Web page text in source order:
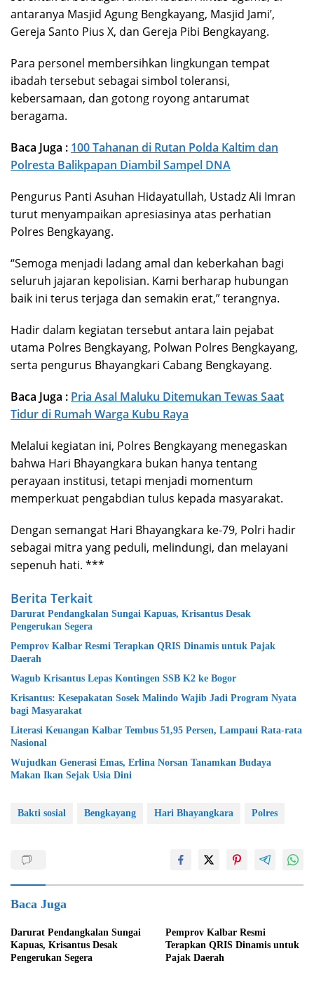
antaranya Masjid Agung Bengkayang, Masjid Jami’,
Gereja Santo Pius X, dan Gereja Pibi Bengkayang.
Para personel membersihkan lingkungan tempat
ibadah tersebut sebagai simbol toleransi,
kebersamaan, dan gotong royong antarumat
beragama.
Baca Juga : 100 Tahanan di Rutan Polda Kaltim dan
Polresta Balikpapan Diambil Sampel DNA
Pengurus Panti Asuhan Hidayatullah, Ustadz Ali Imran
turut menyampaikan apresiasinya atas perhatian
Polres Bengkayang.
“Semoga menjadi ladang amal dan keberkahan bagi
seluruh jajaran kepolisian. Kami berharap hubungan
baik ini terus terjaga dan semakin erat,” terangnya.
Hadir dalam kegiatan tersebut antara lain pejabat
utama Polres Bengkayang, Polwan Polres Bengkayang,
serta pengurus Bhayangkari Cabang Bengkayang.
Baca Juga : Pria Asal Maluku Ditemukan Tewas Saat
Tidur di Rumah Warga Kubu Raya
Melalui kegiatan ini, Polres Bengkayang menegaskan
bahwa Hari Bhayangkara bukan hanya tentang
perayaan institusi, tetapi menjadi momentum
memperkuat pengabdian tulus kepada masyarakat.
Dengan semangat Hari Bhayangkara ke-79, Polri hadir
sebagai mitra yang peduli, melindungi, dan melayani
sepenuh hati. ***
Berita Terkait
Darurat Pendangkalan Sungai Kapuas, Krisantus Desak
Pengerukan Segera
Pemprov Kalbar Resmi Terapkan QRIS Dinamis untuk Pajak
Daerah
Wagub Krisantus Lepas Kontingen SSB K2 ke Bogor
Krisantus: Kesepakatan Sosek Malindo Wajib Jadi Program Nyata
bagi Masyarakat
Literasi Keuangan Kalbar Tembus 51,95 Persen, Lampaui Rata-rata
Nasional
Wujudkan Generasi Emas, Erlina Norsan Tanamkan Budaya
Makan Ikan Sejak Usia Dini
Bakti sosial Bengkayang Hari Bhayangkara Polres
Baca Juga
Darurat Pendangkalan Sungai
Kapuas, Krisantus Desak
Pengerukan Segera
Pemprov Kalbar Resmi
Terapkan QRIS Dinamis untuk
Pajak Daerah